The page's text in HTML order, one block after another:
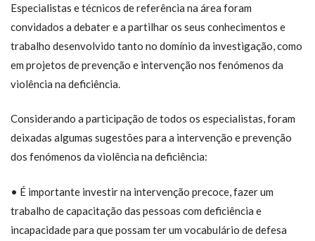
Especialistas e técnicos de referência na área foram
convidados a debater e a partilhar os seus conhecimentos e
trabalho desenvolvido tanto no domínio da investigação, como
em projetos de prevenção e intervenção nos fenómenos da
violência na deficiência.
Considerando a participação de todos os especialistas, foram
deixadas algumas sugestões para a intervenção e prevenção
dos fenómenos da violência na deficiência:
• É importante investir na intervenção precoce, fazer um
trabalho de capacitação das pessoas com deficiência e
incapacidade para que possam ter um vocabulário de defesa